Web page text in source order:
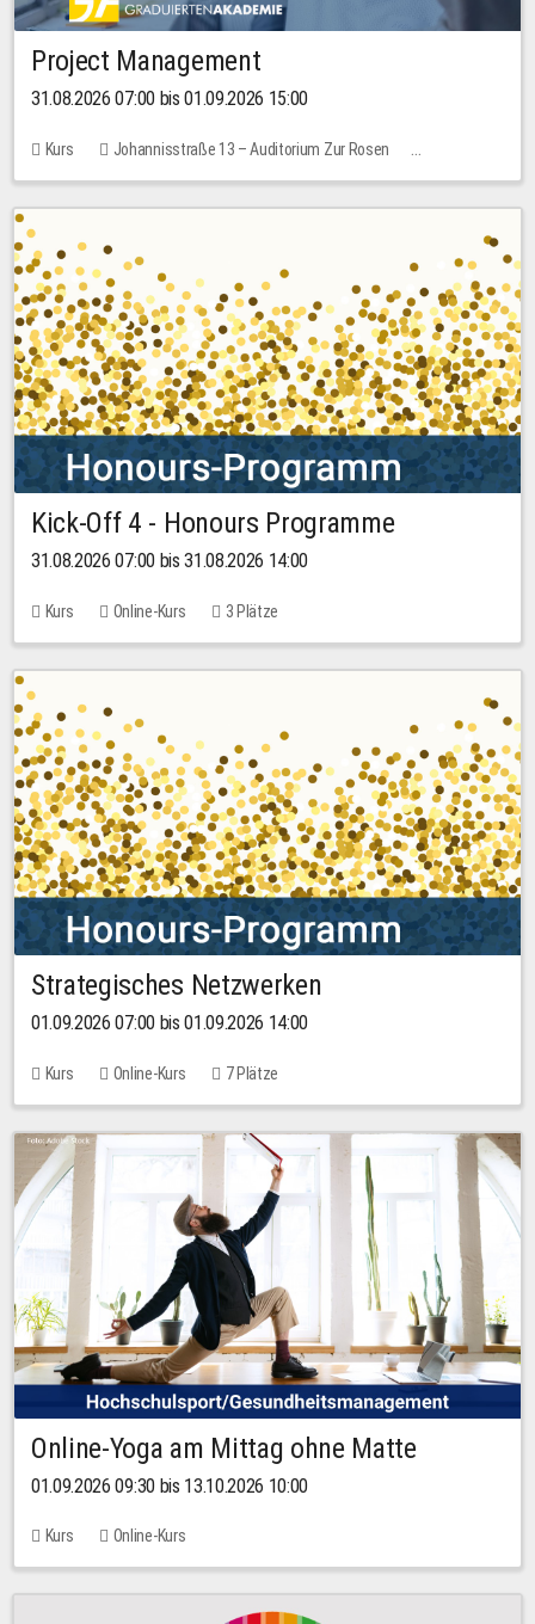
Project Management
31.08.2026 07:00 bis 01.09.2026 15:00
Kurs
Johannisstraße 13 – Auditorium Zur Rosen
Keine freien Plätze
30,00 EUR
Kick-Off 4 - Honours Programme
31.08.2026 07:00 bis 31.08.2026 14:00
Kurs Online-Kurs 3 Plätze
Strategisches Netzwerken
01.09.2026 07:00 bis 01.09.2026 14:00
Kurs Online-Kurs 7 Plätze
Online-Yoga am Mittag ohne Matte
01.09.2026 09:30 bis 13.10.2026 10:00
Kurs Online-Kurs